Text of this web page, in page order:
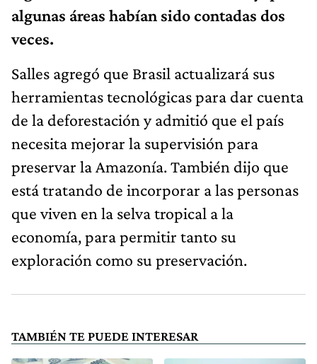
algunas áreas habían sido contadas dos
veces.
Salles agregó que Brasil actualizará sus
herramientas tecnológicas para dar cuenta
de la deforestación y admitió que el país
necesita mejorar la supervisión para
preservar la Amazonía. También dijo que
está tratando de incorporar a las personas
que viven en la selva tropical a la
economía, para permitir tanto su
exploración como su preservación.
TAMBIÉN TE PUEDE INTERESAR